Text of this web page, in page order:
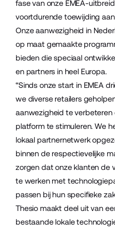
fase van onze EMEA-
voortdurende toewijding
Onze aanwezigheid in
op maat gemaakte
bieden die speciaal
en partners in heel Europa.
“Sinds onze start in EMEA
we diverse retailers
aanwezigheid te verbeteren
platform te stimuleren. We
lokaal partnernetwerk
binnen de respectievelijke
zorgen dat onze klanten de
te werken met
passen bij hun specifieke
Thesio maakt deel uit van
bestaande lokale